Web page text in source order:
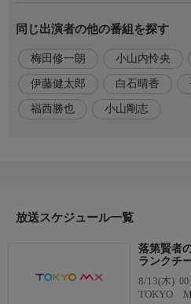
プの魔神は、エフタルの正体に気
ことを愚弄しはじめる。怒りを宿
その後エフタルたちは街へ繰り出
て迎えた念願の魔法学院への入学
出演者
【ヨアヒム】伊藤健太郎
【モーリア】小山剛志
同じ出演者の他の番組を探す
梅田修一朗 小山内怜央
伊藤健太郎 白石晴香
福西勝也 小山剛志
放送スケジュール一覧
落第賢者
ランクチ
8/13(木)
TOKYO